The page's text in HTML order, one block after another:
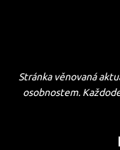
Stránka věnovaná
osobnostem.